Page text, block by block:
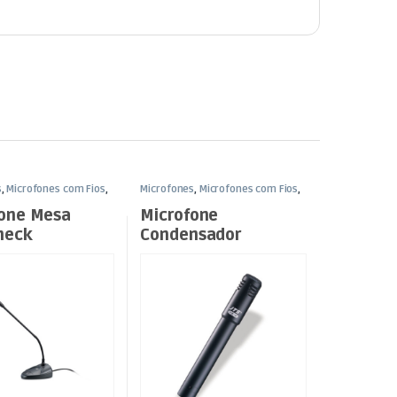
,Microfones com Fios,
Mesa
Microfones, Microfones com Fios,
Microfone
Condensador
Instrumentos